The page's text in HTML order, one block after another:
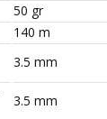
50 gr
140 m
3.5 mm
3.5 mm